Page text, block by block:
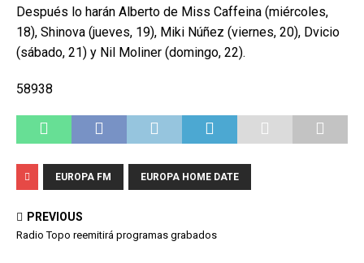
Después lo harán Alberto de Miss Caffeina (miércoles,
18), Shinova (jueves, 19), Miki Núñez (viernes, 20), Dvicio
(sábado, 21) y Nil Moliner (domingo, 22).
58938
EUROPA FM EUROPA HOME DATE
PREVIOUS
Radio Topo reemitirá programas grabados